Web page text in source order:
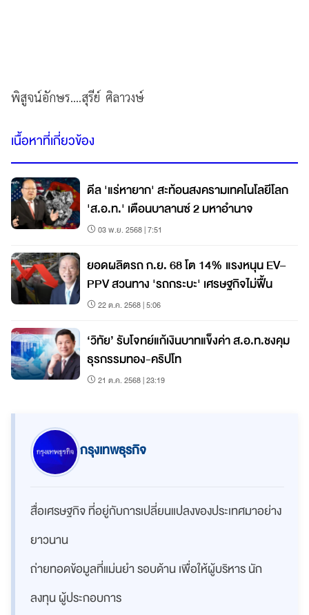
พิสูจน์อักษร....สุรีย์ ศิลาวงษ์
เนื้อหาที่เกี่ยวข้อง
ดีล 'แร่หายาก' สะท้อนสงครามเทคโนโลยีโลก
'ส.อ.ท.' เตือนบาลานซ์ 2 มหาอำนาจ
03 พ.ย. 2568 | 7:51
ยอดผลิตรถ ก.ย. 68 โต 14% แรงหนุน EV–
PPV สวนทาง 'รถกระบะ' เศรษฐกิจไม่ฟื้น
22 ต.ค. 2568 | 5:06
‘วิทัย’ รับโจทย์แก้เงินบาทแข็งค่า ส.อ.ท.ชงคุม
ธุรกรรมทอง-คริปโท
21 ต.ค. 2568 | 23:19
กรุงเทพธุรกิจ
สื่อเศรษฐกิจ ที่อยู่กับการเปลี่ยนแปลงของประเทศมาอย่าง
ยาวนาน
ถ่ายทอดข้อมูลที่แม่นยำ รอบด้าน เพื่อให้ผู้บริหาร นัก
ลงทุน ผู้ประกอบการ